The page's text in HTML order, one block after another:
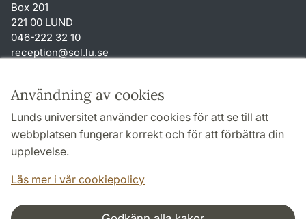
Användning av cookies
Lunds universitet använder cookies för att se till att
webbplatsen fungerar korrekt och för att förbättra din
upplevelse.
Läs mer i vår cookiepolicy
Box 201
221 00 LUND
046-222 32 10
reception@sol.lu.se
Genvägar
Om webbplatsen och cookies
Behandling av personuppgifter
Tillgänglighetsredogörelse